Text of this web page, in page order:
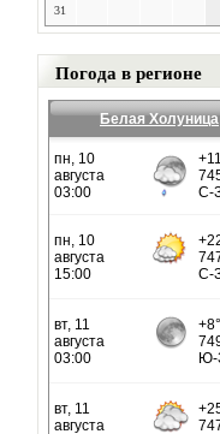
31
Погода в регионе
Белая Холуница